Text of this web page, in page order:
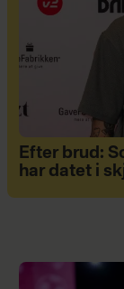
Efter brud:
har datet i